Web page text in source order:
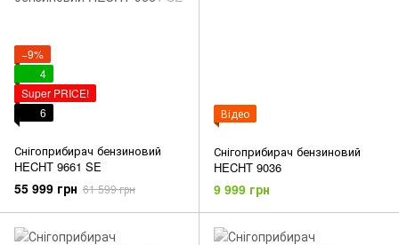
−9%
4
Super PRICE!
6
Снігоприбирач бензиновий
HECHT 9661 SE
55 999 грн 61 599 грн
Відео
Снігоприбирач бензиновий
HECHT 9036
9 999 грн